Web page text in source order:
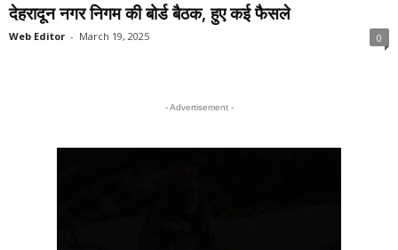
देहरादून नगर निगम की बोर्ड बैठक, हुए कई फैसले
Web Editor - March 19, 2025 0
- Advertisement -